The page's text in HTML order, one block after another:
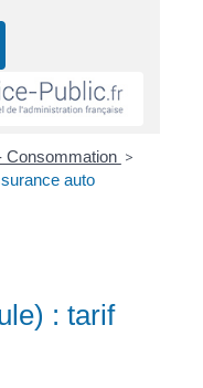
Consommation >
auto
: tarif